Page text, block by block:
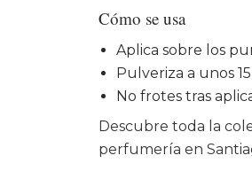
Cómo se usa
Aplica sobre los
Pulveriza a unos
No frotes tras
Descubre toda la
perfumería en